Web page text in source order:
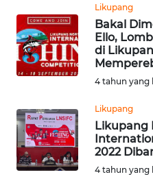
Likupang
Bakal
Ello,
di
4 tahun yang
Likupang
Likupang
2022
4 tahun yang
WN
TEBING
TINGGI
WN
KARAWANG